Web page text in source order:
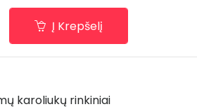
Į Krepšelį
karoliukų rinkiniai